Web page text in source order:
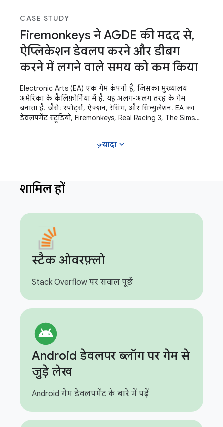
CASE STUDY
Firemonkeys ने AGDE की मदद से,
ऐप्लिकेशन डेवलप करने और डीबग
करने में लगने वाले समय को कम किया
Electronic Arts (EA) एक गेम कंपनी है, जिसका मुख्यालय
अमेरिका के कैलिफ़ोर्निया में है. यह अलग-अलग तरह के गेम
बनाता है. जैसे: स्पोर्ट्स, ऐक्शन, रेसिंग, और सिम्युलेशन. EA का
डेवलपमेंट स्टूडियो, Firemonkeys, Real Racing 3, The Sims
ज़्यादा expand_more
शामिल हों
स्टैक ओवरफ़्लो
Stack Overflow पर सवाल पूछें
Android डेवलपर ब्लॉग पर गेम से
जुड़े लेख
Android गेम डेवलपमेंट के बारे में पढ़ें